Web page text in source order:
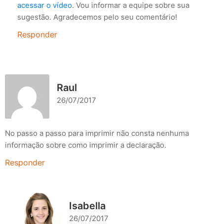
acessar o vídeo. Vou informar a equipe sobre sua
sugestão. Agradecemos pelo seu comentário!
Responder
Raul
26/07/2017
No passo a passo para imprimir não consta nenhuma
informação sobre como imprimir a declaração.
Responder
Isabella
26/07/2017